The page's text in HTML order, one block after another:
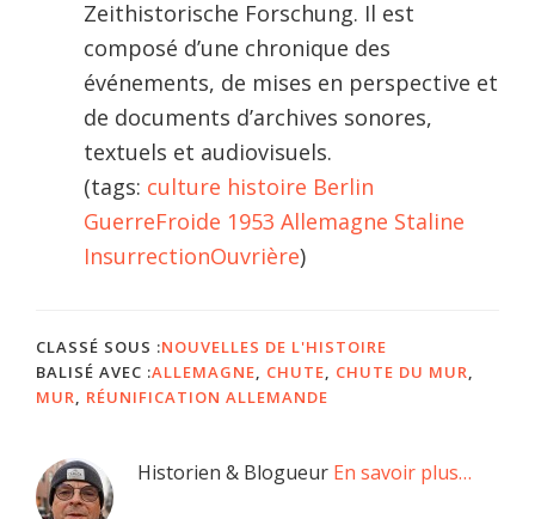
Zeithistorische Forschung. Il est
composé d’une chronique des
événements, de mises en perspective et
de documents d’archives sonores,
textuels et audiovisuels.
(tags: culture histoire Berlin
GuerreFroide 1953 Allemagne Staline
InsurrectionOuvrière)
CLASSÉ SOUS :NOUVELLES DE L'HISTOIRE
BALISÉ AVEC :ALLEMAGNE CHUTE CHUTE DU MUR
MUR
RÉUNIFICATION ALLEMANDE
Barre
Historien & Blogueur En savoir plus…